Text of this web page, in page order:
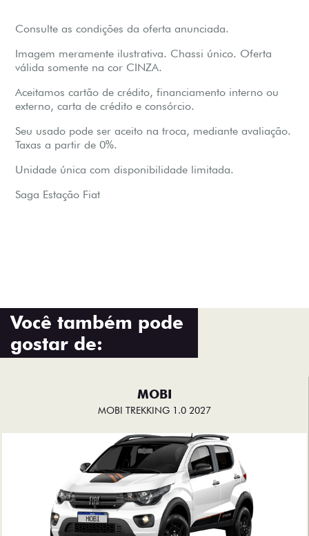
Consulte as condições da oferta anunciada.
Imagem meramente ilustrativa. Chassi único. Oferta
válida somente na cor CINZA.
Aceitamos cartão de crédito, financiamento interno ou
externo, carta de crédito e consórcio.
Seu usado pode ser aceito na troca, mediante avaliação.
Taxas a partir de 0%.
Unidade única com disponibilidade limitada.
Saga Estação Fiat
Você também pode
gostar de:
MOBI
MOBI TREKKING 1.0 2027